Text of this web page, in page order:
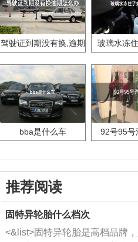
驾驶证到期没有换,逾期
玻璃水冻
bba是什么车 92号95号
推荐阅读
固特异轮胎什么档次
<&list>固特异轮胎是高档品牌